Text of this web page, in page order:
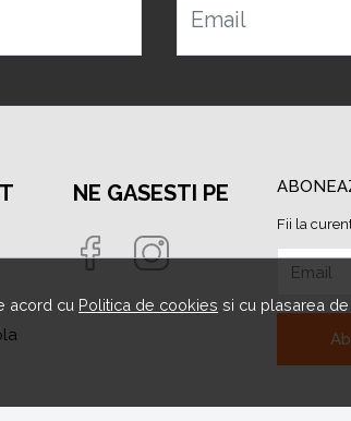
acord cu Politica de cookies si cu plasarea de
Email
NE GASESTI PE
Fii la
Email